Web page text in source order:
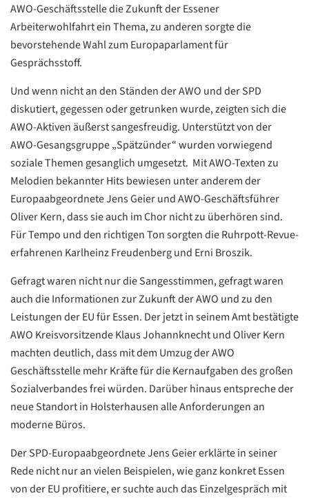
AWO-Geschäftsstelle die Zukunft der Essener
Arbeiterwohlfahrt ein Thema, zu anderen sorgte die
bevorstehende Wahl zum Europaparlament für
Gesprächsstoff.
Und wenn nicht an den Ständen der AWO und der SPD
diskutiert, gegessen oder getrunken wurde, zeigten sich die
AWO-Aktiven äußerst sangesfreudig. Unterstützt von der
AWO-Gesangsgruppe „Spätzünder“ wurden vorwiegend
soziale Themen gesanglich umgesetzt. Mit AWO-Texten zu
Melodien bekannter Hits bewiesen unter anderem der
Europaabgeordnete Jens Geier und AWO-Geschäftsführer
Oliver Kern, dass sie auch im Chor nicht zu überhören sind.
Für Tempo und den richtigen Ton sorgten die Ruhrpott-Revue-
erfahrenen Karlheinz Freudenberg und Erni Broszik.
Gefragt waren nicht nur die Sangesstimmen, gefragt waren
auch die Informationen zur Zukunft der AWO und zu den
Leistungen der EU für Essen. Der jetzt in seinem Amt bestätigte
AWO Kreisvorsitzende Klaus Johannknecht und Oliver Kern
machten deutlich, dass mit dem Umzug der AWO
Geschäftsstelle mehr Kräfte für die Kernaufgaben des großen
Sozialverbandes frei würden. Darüber hinaus entspreche der
neue Standort in Holsterhausen alle Anforderungen an
moderne Büros.
Der SPD-Europaabgeordnete Jens Geier erklärte in seiner
Rede nicht nur an vielen Beispielen, wie ganz konkret Essen
von der EU profitiere, er suchte auch das Einzelgespräch mit
Google
Datenschutzerklärung